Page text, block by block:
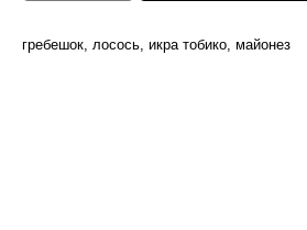
гребешок, лосось, икра тобико, майонез